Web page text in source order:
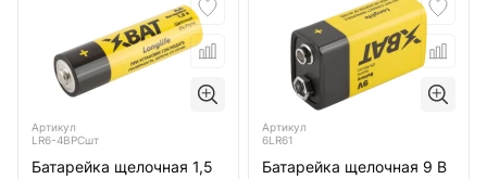
Артикул
LR6-4BPCшт
Батарейка щелочная 1,5
Артикул
6LR61
Батарейка щелочная 9 В